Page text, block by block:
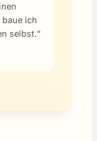
ich
selbst.“